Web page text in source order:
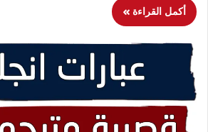
أكمل القراءة »